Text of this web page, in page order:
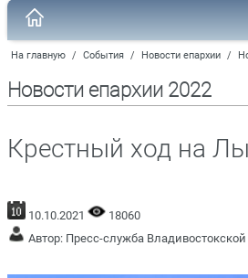
На главную / События / Новости епархии /
Новости епархии 2022
Крестный ход на
10.10.2021
18060
Автор: Пресс-служба